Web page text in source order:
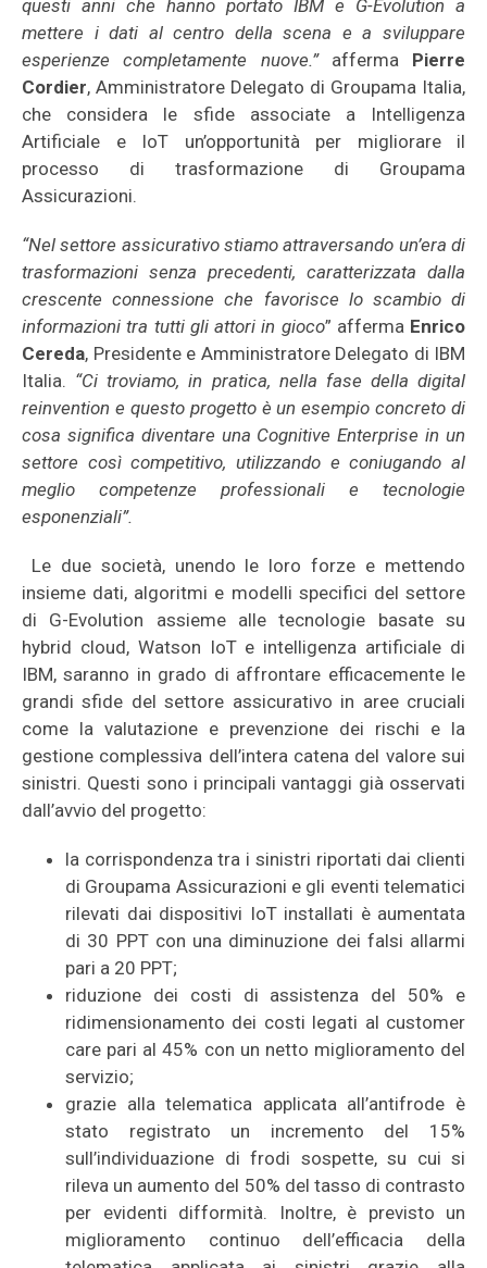
questi anni che hanno portato IBM e G-Evolution a
mettere i dati al centro della scena e a sviluppare
esperienze completamente nuove.”afferma Pierre
Cordier, Amministratore Delegato di Groupama Italia,
che considera le sfide associate a Intelligenza
Artificiale e IoT un’opportunità per migliorare il
processo di trasformazione di Groupama
Assicurazioni.
“Nel settore assicurativo stiamo attraversando un’era di
trasformazioni senza precedenti, caratterizzata dalla
crescente connessione che favorisce lo scambio di
informazioni tra tutti gli attori in gioco” afferma Enrico
Cereda, Presidente e Amministratore Delegato di IBM
Italia. “Ci troviamo, in pratica, nella fase della digital
reinvention e questo progetto è un esempio concreto di
cosa significa diventare una Cognitive Enterprise in un
settore così competitivo, utilizzando e coniugando al
meglio competenze professionali e tecnologie
esponenziali”.
Le due società, unendo le loro forze e mettendo
insieme dati, algoritmi e modelli specifici del settore
di G-Evolution assieme alle tecnologie basate su
hybrid cloud, Watson IoT e intelligenza artificiale di
IBM, saranno in grado di affrontare efficacemente le
grandi sfide del settore assicurativo in aree cruciali
come la valutazione e prevenzione dei rischi e la
gestione complessiva dell’intera catena del valore sui
sinistri. Questi sono i principali vantaggi già osservati
dall’avvio del progetto:
la corrispondenza tra i sinistri riportati dai clienti
di Groupama Assicurazioni e gli eventi telematici
rilevati dai dispositivi IoT installati è aumentata
di 30 PPT con una diminuzione dei falsi allarmi
pari a 20 PPT;
riduzione dei costi di assistenza del 50% e
ridimensionamento dei costi legati al customer
care pari al 45% con un netto miglioramento del
servizio;
grazie alla telematica applicata all’antifrode è
stato registrato un incremento del 15%
sull’individuazione di frodi sospette, su cui si
rileva un aumento del 50% del tasso di contrasto
per evidenti difformità. Inoltre, è previsto un
miglioramento continuo dell’efficacia della